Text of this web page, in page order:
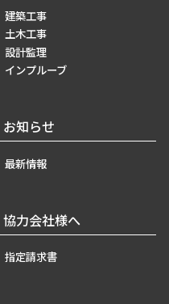
建築工事
土木工事
設計監理
インプルーブ
お知らせ
最新情報
協力会社様へ
指定請求書